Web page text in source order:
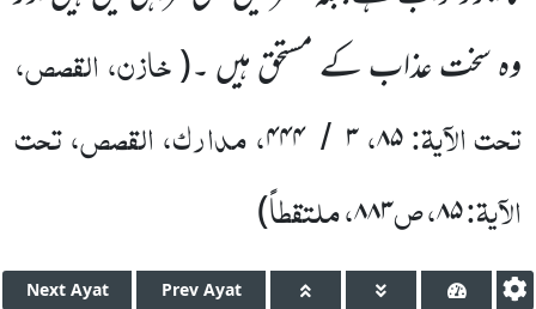
وہ سخت عذاب کے مستحق ہیں ۔(خازن، القصص،
تحت الآیۃ:۸۵،۳ /۴۴۴، مدارک، القصص، تحت
الآیۃ:۸۵، ص۸۸۳، ملتقطاً)
Next Ayat Prev Ayat